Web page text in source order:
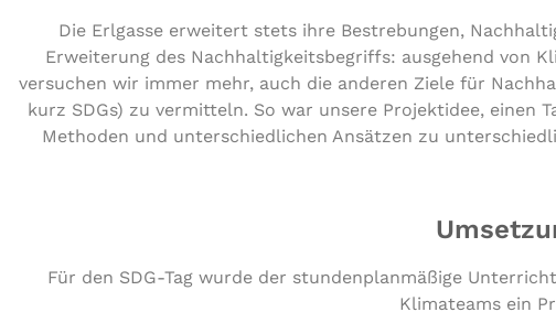
Die Erlgasse erweitert stets ihre Bestrebungen,
Erweiterung des Nachhaltigkeitsbegriffs: ausgehend von
versuchen wir immer mehr, auch die anderen Ziele für
kurz SDGs) zu vermitteln. So war unsere Projektidee, einen
Methoden und unterschiedlichen Ansätzen zu
Für den SDG-Tag wurde der stundenplanmäßige
Klimateams ein